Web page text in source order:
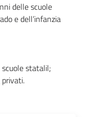
delle scuole
e dell’infanzia
statalil;